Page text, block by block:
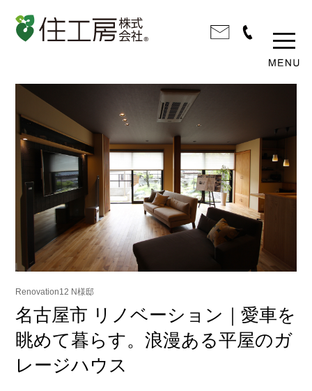
Renovation12 N様邸
名古屋市 リノベーション｜愛車を
眺めて暮らす。浪漫ある平屋のガ
レージハウス